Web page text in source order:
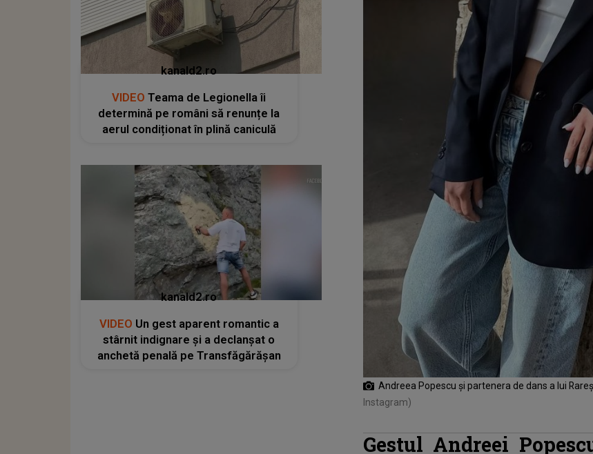
Andreea Popescu și partenera de dans a lui
Instagram)
Gestul Andreei
kanald2.ro
VIDEO Teama de Legionella îi
determină pe români să renunțe la
aerul condiționat în plină caniculă
kanald2.ro
VIDEO Un gest aparent romantic a
stârnit indignare și a declanșat o
anchetă penală pe Transfăgărășan